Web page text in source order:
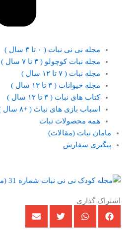
مجله نی نی نبات ( ۰ تا ۳ سال )
مجله نبات کوچولو ( ۳ تا ۷ سال )
مجله نبات ( ۷ تا ۱۲ سال )
مجله حیوانات ( ۳ تا ۱۳ سال )
کتاب های نبات ( ۳ تا ۱۲ سال )
اسباب بازی های نبات ( +۸ سال )
همه محصولات نبات
مامان نبات (مقالات)
پیگیری سفارش
اشتراک گذاری